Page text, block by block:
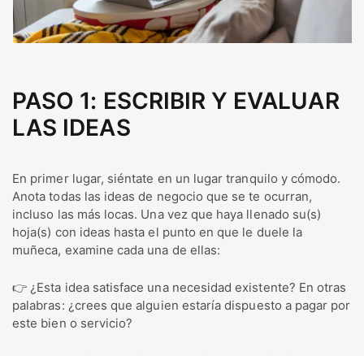
PASO 1: ESCRIBIR Y EVALUAR
LAS IDEAS
En primer lugar, siéntate en un lugar tranquilo y cómodo.
Anota todas las ideas de negocio que se te ocurran,
incluso las más locas. Una vez que haya llenado su(s)
hoja(s) con ideas hasta el punto en que le duele la
muñeca, examine cada una de ellas:
👉 ¿Esta idea satisface una necesidad existente? En otras
palabras: ¿crees que alguien estaría dispuesto a pagar por
este bien o servicio?